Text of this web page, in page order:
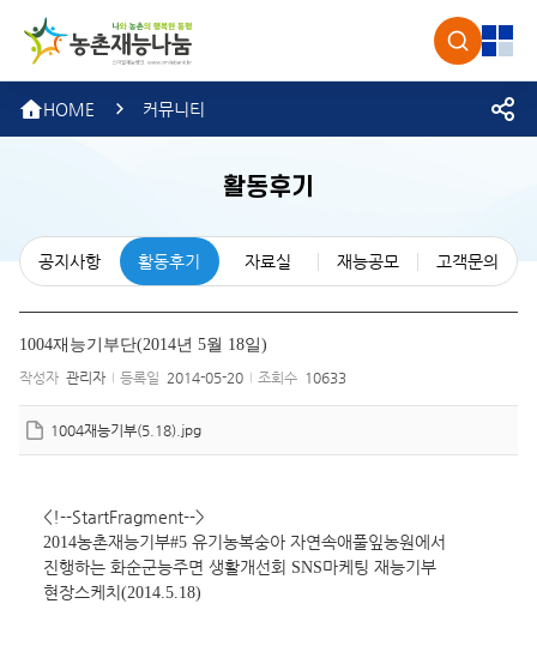
농촌 검색
HOME 커뮤니티
활동후기
공지사항 활동후기 자료실 재능공모 고객문의
1004재능기부단(2014년 5월 18일)
작성자 관리자 등록일 2014-05-20 조회수 10633
1004재능기부(5.18).jpg
2014농촌재능기부#5 유기농복숭아 자연속애풀잎농원에서
진행하는 화순군능주면 생활개선회 SNS마케팅 재능기부
현장스케치 (2014.5.18)